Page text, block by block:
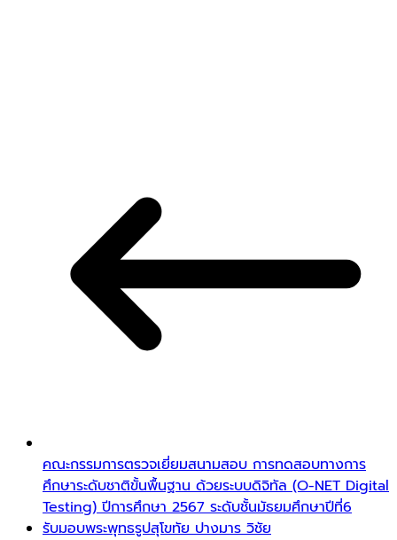
คณะกรรมการตรวจเยี่ยมสนามสอบ การทดสอบทางการ
ศึกษาระดับชาติขั้นพื้นฐาน ด้วยระบบดิจิทัล (O-NET Digital
Testing) ปีการศึกษา 2567 ระดับชั้นมัธยมศึกษาปีที่6
รับมอบพระพุทธรูปสุโขทัย ปางมาร วิชัย